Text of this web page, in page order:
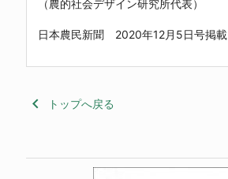
（農的社会デザイン研究所代表）
日本農民新聞 2020年12月5日号掲載
keyboard_arrow_left トップへ戻る